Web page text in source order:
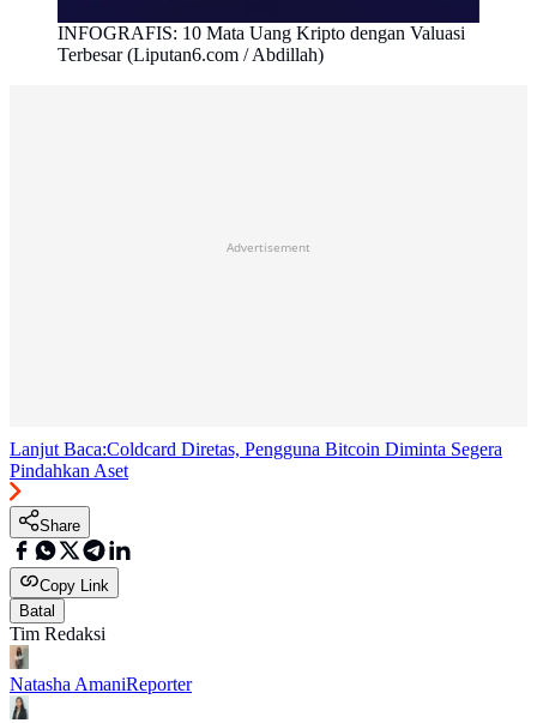
INFOGRAFIS: 10 Mata Uang Kripto dengan Valuasi
Terbesar (Liputan6.com / Abdillah)
Advertisement
Lanjut Baca:Coldcard Diretas, Pengguna Bitcoin Diminta Segera
Pindahkan Aset
Share
Copy Link
Batal
Tim Redaksi
Natasha AmaniReporter